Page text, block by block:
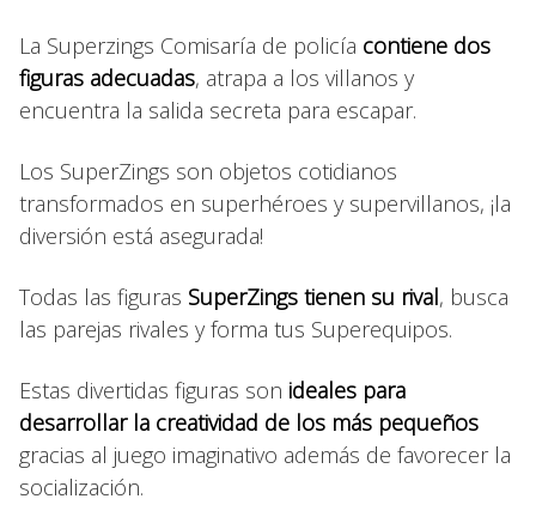
La Superzings Comisaría de policía contiene dos
figuras adecuadas, atrapa a los villanos y
encuentra la salida secreta para escapar.
Los SuperZings son objetos cotidianos
transformados en superhéroes y supervillanos, ¡la
diversión está asegurada!
Todas las figuras SuperZings tienen su rival, busca
las parejas rivales y forma tus Superequipos.
Estas divertidas figuras son ideales para
desarrollar la creatividad de los más pequeños
gracias al juego imaginativo además de favorecer la
socialización.